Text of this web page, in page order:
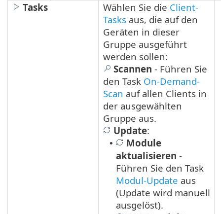
Tasks
Wählen Sie die Client-
Tasks aus, die auf den
Geräten in dieser
Gruppe ausgeführt
werden sollen:
Scannen - Führen Sie
den Task On-Demand-
Scan auf allen Clients in
der ausgewählten
Gruppe aus.
Update:
•
Module
aktualisieren -
Führen Sie den Task
Modul-Update aus
(Update wird manuell
ausgelöst).